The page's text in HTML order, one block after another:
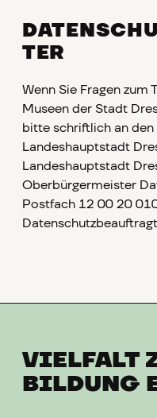
TER
Wenn Sie Fragen zum
Museen der Stadt
bitte schriftlich an
Landeshauptstadt
Landeshauptstadt
Oberbürgermeister
Postfach 12 00 20
VIELFALT
BILDUNG